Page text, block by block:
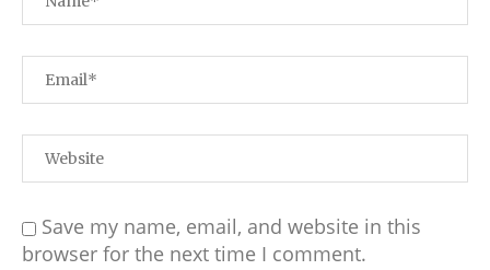
Save my name, email, and website in this
browser for the next time I comment.